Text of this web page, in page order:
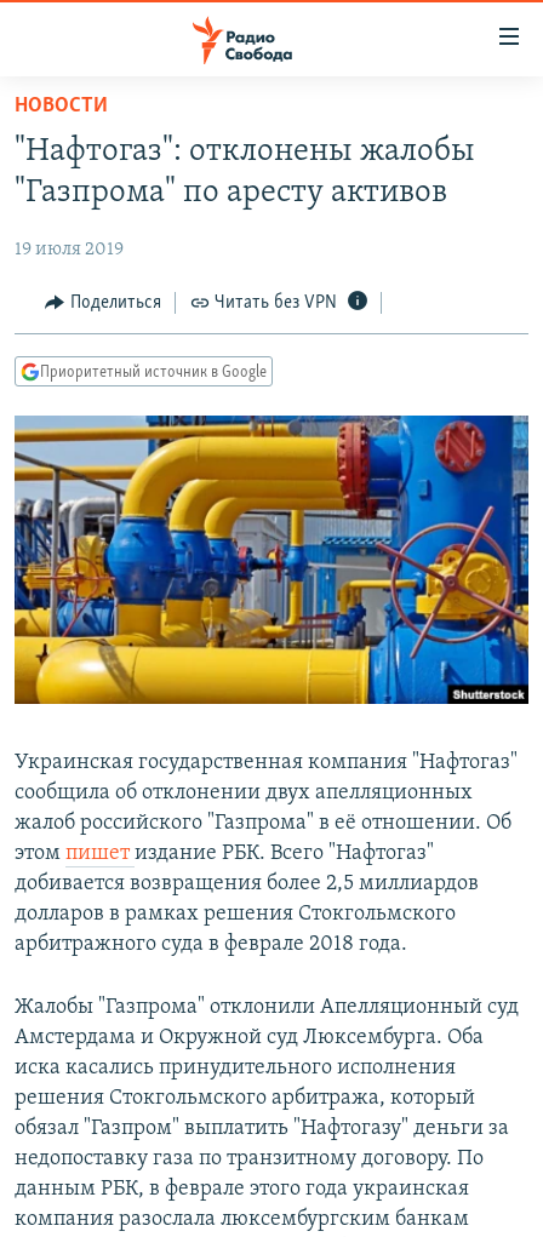
упрощенного
доступа
Вернуться
основному
Вернутся
главной
навигации
Вернутся
поиску
ПРОГРАММЫ
ПОДКАСТЫ
АВТОРСКИЕ ПРОЕКТЫ
ЦИТАТЫ СВОБОДЫ
МНЕНИЯ
IDEL.РЕАЛИИ
КАВКАЗ.РЕАЛИИ
СЕВЕР.РЕАЛИИ
СИБИРЬ.РЕАЛИИ
РАСПИСАНИЕ ВЕЩАНИЯ
ПОДПИШИТЕСЬ НА РАССЫЛКУ
СОЦИАЛЬНЫЕ СЕТИ
Все сайты РСЕ/РС
НОВОСТИ
"Нафтогаз": отклонены жалобы
"Газпрома" по аресту активов
19 июля 2019
Поделиться Читать без VPN
Приоритетный источник в Google
Украинская государственная компания "Нафтогаз"
сообщила об отклонении двух апелляционных
жалоб российского "Газпрома" в её отношении. Об
этом пишетиздание РБК. Всего "Нафтогаз"
добивается возвращения более 2,5 миллиардов
долларов в рамках решения Стокгольмского
арбитражного суда в феврале 2018 года.
Жалобы "Газпрома" отклонили Апелляционный суд
Амстердама и Окружной суд Люксембурга. Оба
иска касались принудительного исполнения
решения Стокгольмского арбитража, который
обязал "Газпром" выплатить "Нафтогазу" деньги за
недопоставку газа по транзитному договору. По
данным РБК, в феврале этого года украинская
компания разослала люксембургским банкам